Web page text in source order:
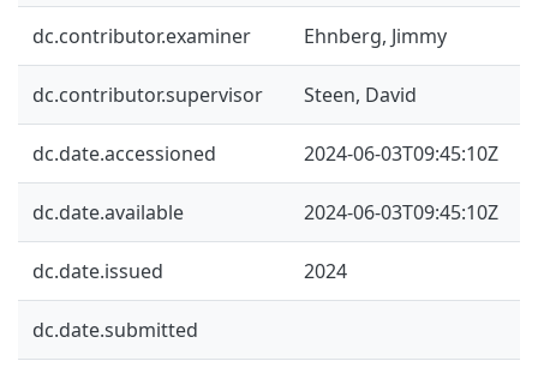
dc.contributor.examiner Ehnberg, Jimmy
dc.contributor.supervisor Steen, David
dc.date.accessioned 2024-06-03T09:45:10Z
dc.date.available 2024-06-03T09:45:10Z
dc.date.issued 2024
dc.date.submitted